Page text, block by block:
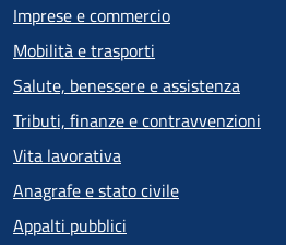
Imprese e commercio
Mobilità e trasporti
Salute, benessere e assistenza
Tributi, finanze e contravvenzioni
Vita lavorativa
Anagrafe e stato civile
Appalti pubblici